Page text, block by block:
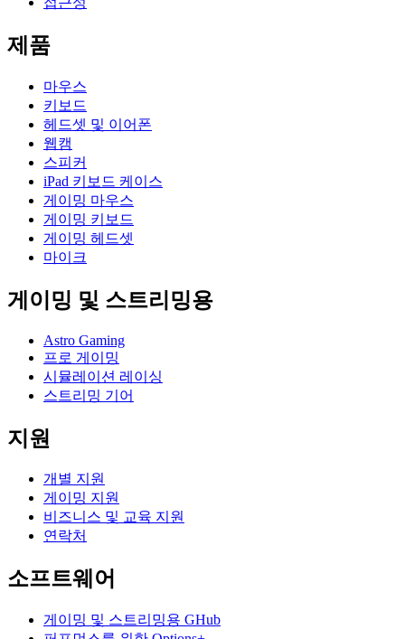
제품
마우스
키보드
헤드셋 및 이어폰
웹캠
스피커
iPad 키보드 케이스
게이밍 마우스
게이밍 키보드
게이밍 헤드셋
마이크
게이밍 및 스트리밍용
Astro Gaming
프로 게이밍
시뮬레이션 레이싱
스트리밍 기어
지원
개별 지원
게이밍 지원
비즈니스 및 교육 지원
연락처
소프트웨어
게이밍 및 스트리밍용 GHub